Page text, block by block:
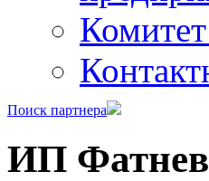
Поиск партнера
ИП